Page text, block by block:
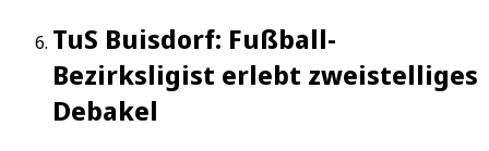
TuS Buisdorf: Fußball-
Bezirksligist erlebt zweistelliges
Debakel